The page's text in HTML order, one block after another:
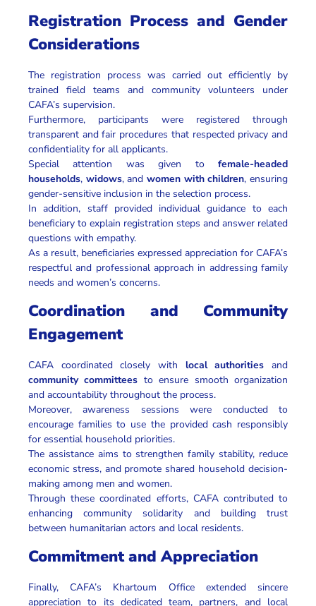
Registration Process and Gender
Considerations
The registration process was carried out efficiently by
trained field teams and community volunteers under
CAFA’s supervision.
Furthermore, participants were registered through
transparent and fair procedures that respected privacy and
confidentiality for all applicants.
Special attention was given to female-headed
households, widows, andwomen with children, ensuring
gender-sensitive inclusion in the selection process.
In addition, staff provided individual guidance to each
beneficiary to explain registration steps and answer related
questions with empathy.
As a result, beneficiaries expressed appreciation for CAFA’s
respectful and professional approach in addressing family
needs and women’s concerns.
Coordination and Community
Engagement
CAFA coordinated closely with local authorities and
community committees to ensure smooth organization
and accountability throughout the process.
Moreover, awareness sessions were conducted to
encourage families to use the provided cash responsibly
for essential household priorities.
The assistance aims to strengthen family stability, reduce
economic stress, and promote shared household decision-
making among men and women.
Through these coordinated efforts, CAFA contributed to
enhancing community solidarity and building trust
between humanitarian actors and local residents.
Commitment and Appreciation
Finally, CAFA’s Khartoum Office extended sincere
appreciation to its dedicated team, partners, and local